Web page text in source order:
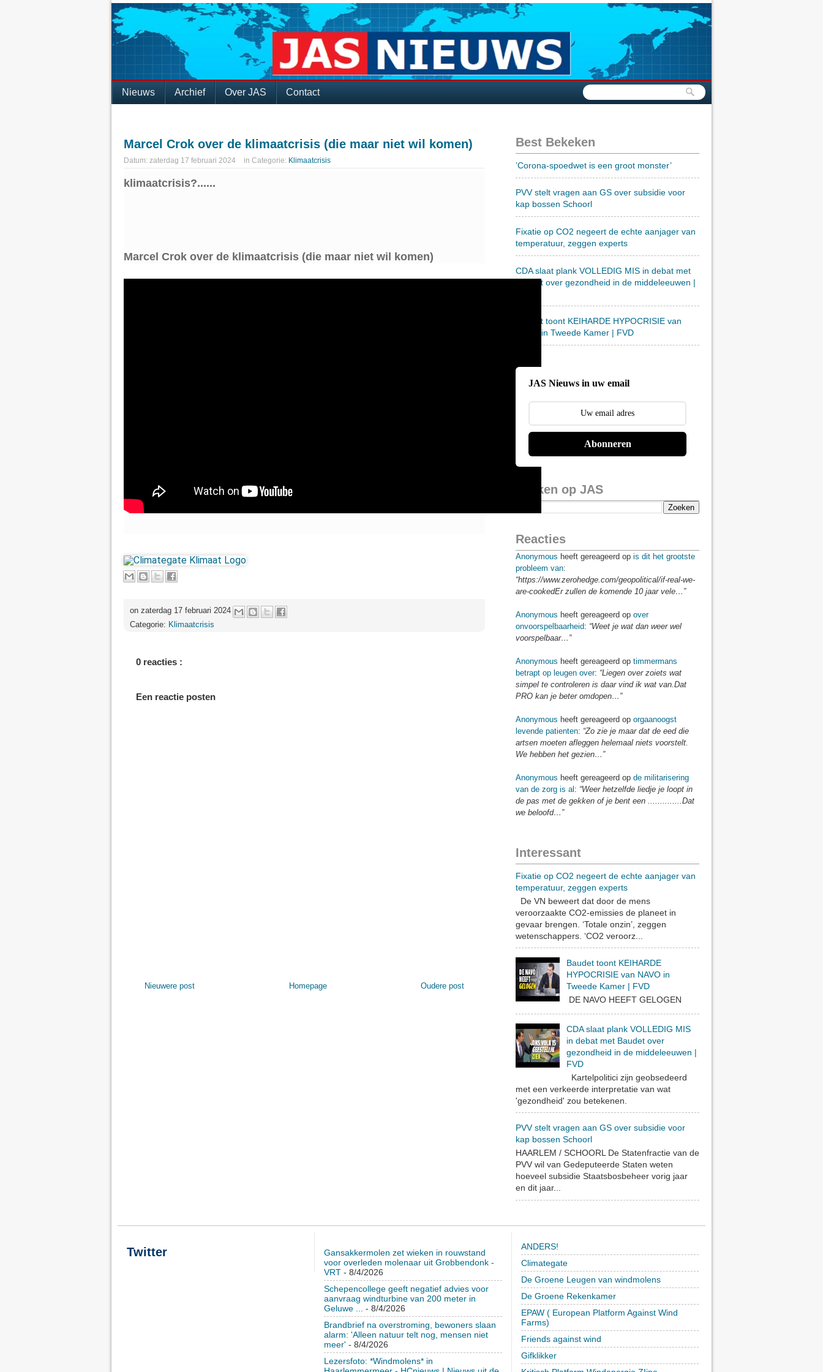
Nieuws Archief Over JAS Contact
Marcel Crok over de klimaatcrisis (die maar niet wil komen)
Datum: zaterdag 17 februari 2024 in Categorie: Klimaatcrisis
klimaatcrisis?......
Marcel Crok over de klimaatcrisis (die maar niet wil komen)
on zaterdag 17 februari 2024
Categorie: Klimaatcrisis
0 reacties :
Een reactie posten
Nieuwere post Oudere post
Homepage
Best Bekeken
’Corona-spoedwet is een groot monster’
PVV stelt vragen aan GS over subsidie voor
kap bossen Schoorl
Fixatie op CO2 negeert de echte aanjager van
temperatuur, zeggen experts
CDA slaat plank VOLLEDIG MIS in debat met
Baudet over gezondheid in de middeleeuwen |
Baudet toont KEIHARDE HYPOCRISIE van
NAVO in Tweede Kamer | FVD
JAS Nieuws in uw email
Abonneren
Zoeken op JAS
Reacties
Anonymous heeft gereageerd op is dit het grootste
probleem van:
“https://www.zerohedge.com/geopolitical/if-real-we-
are-cookedEr zullen de komende 10 jaar vele…”
Anonymous heeft gereageerd op over
onvoorspelbaarheid: “Weet je wat dan weer wel
voorspelbaar…”
Anonymous heeft gereageerd op timmermans
betrapt op leugen over: “Liegen over zoiets wat
simpel te controleren is daar vind ik wat van.Dat
PRO kan je beter omdopen…”
Anonymous heeft gereageerd op orgaanoogst
levende patienten: “Zo zie je maar dat de eed die
artsen moeten afleggen helemaal niets voorstelt.
We hebben het gezien…”
Anonymous heeft gereageerd op de militarisering
van de zorg is al : “Weer hetzelfde liedje je loopt in
de pas met de gekken of je bent een ..............Dat
we beloofd…”
Interessant
Fixatie op CO2 negeert de echte aanjager van
temperatuur, zeggen experts
De VN beweert dat door de mens
veroorzaakte CO2-emissies de planeet in
gevaar brengen. ‘Totale onzin’, zeggen
wetenschappers. ‘CO2 veroorz...
Baudet toont KEIHARDE
HYPOCRISIE van NAVO in
Tweede Kamer | FVD
DE NAVO HEEFT GELOGEN
CDA slaat plank VOLLEDIG MIS
in debat met Baudet over
gezondheid in de middeleeuwen |
FVD
Kartelpolitici zijn geobsedeerd
met een verkeerde interpretatie van wat
'gezondheid' zou betekenen.
PVV stelt vragen aan GS over subsidie voor
kap bossen Schoorl
HAARLEM / SCHOORL De Statenfractie van de
PVV wil van Gedeputeerde Staten weten
hoeveel subsidie Staatsbosbeheer vorig jaar
en dit jaar...
Twitter
Gansakkermolen zet wieken in rouwstand
voor overleden molenaar uit Grobbendonk -
VRT- 8/4/2026
Schepencollege geeft negatief advies voor
aanvraag windturbine van 200 meter in
Geluwe ...
- 8/4/2026
Brandbrief na overstroming, bewoners slaan
alarm: 'Alleen natuur telt nog, mensen niet
meer' - 8/4/2026
Lezersfoto: *Windmolens* in
ANDERS!
Climategate
De Groene Leugen van windmolens
De Groene Rekenkamer
EPAW ( European Platform Against Wind
Farms)
Friends against wind
Gifklikker